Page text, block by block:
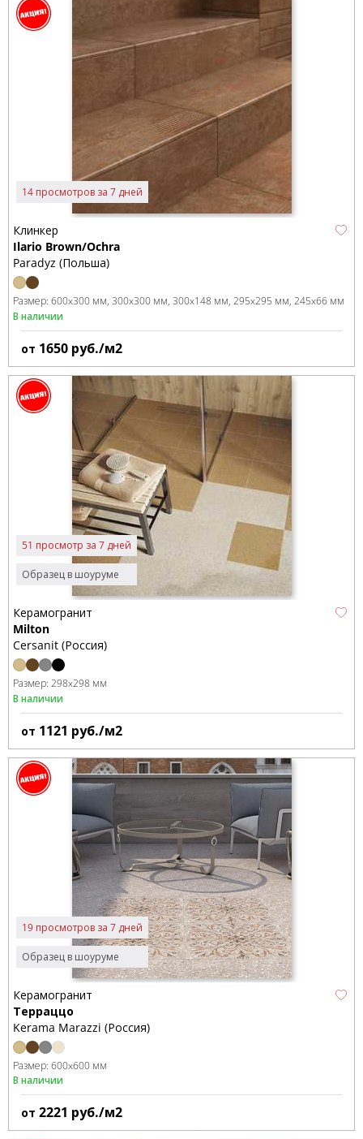
14 просмотров за 7 дней
Клинкер
Ilario Brown/Ochra
Paradyz (Польша)
Размер: 600x300 мм 300x300 мм 300x148 мм 295x295 мм 245x66 мм
В наличии
от 1650 руб./м2
Образец в шоуруме
51 просмотр за 7 дней
Керамогранит
Milton
Cersanit (Россия)
Размер: 298x298 мм
В наличии
от 1121 руб./м2
Образец в шоуруме
19 просмотров за 7 дней
Керамогранит
Терраццо
Kerama Marazzi (Россия)
Размер: 600x600 мм
В наличии
от 2221 руб./м2